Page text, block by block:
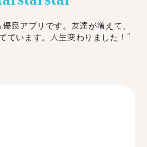
良アプリです。友達が増えて、
ています。人生変わりました！"